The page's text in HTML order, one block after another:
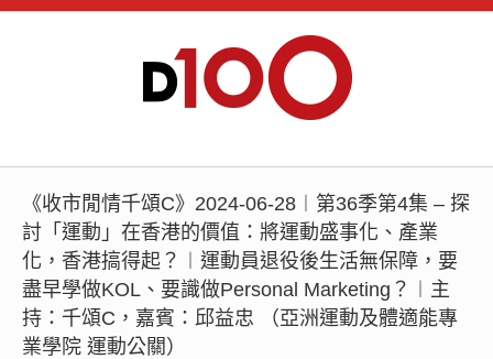
《收市閒情千頌C》2024-06-28︱第36季第4集 – 探
討「運動」在香港的價值：將運動盛事化、產業
化，香港搞得起？︱運動員退役後生活無保障，要
盡早學做KOL、要識做Personal Marketing？︱主
持：千頌C，嘉賓：邱益忠 （亞洲運動及體適能專
業學院 運動公關）